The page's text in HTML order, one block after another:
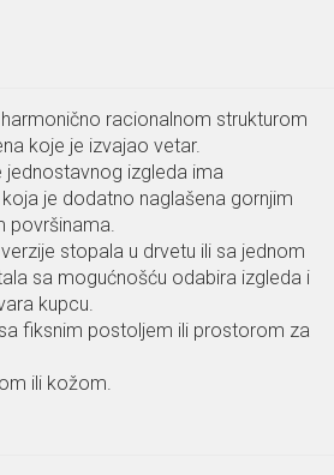
racionalnom strukturom
koje je izvajao vetar.
jednostavnog izgleda ima
je dodatno naglašena gornjim
površinama.
stopala u drvetu ili sa jednom
sa mogućnošću odabira izgleda i
kupcu.
fiksnim postoljem ili prostorom za
ili kožom.